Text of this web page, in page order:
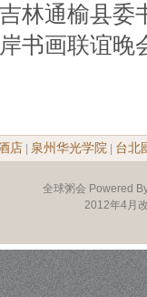
吉林通榆县
书画联谊晚
店 泉州华光学院 台北
全球粥会 Powered
2012年4月